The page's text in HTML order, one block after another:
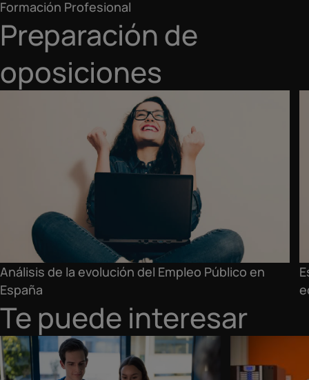
Formación Profesional
Preparación de
oposiciones
Análisis de la evolución del Empleo Público en
España
Te puede interesar